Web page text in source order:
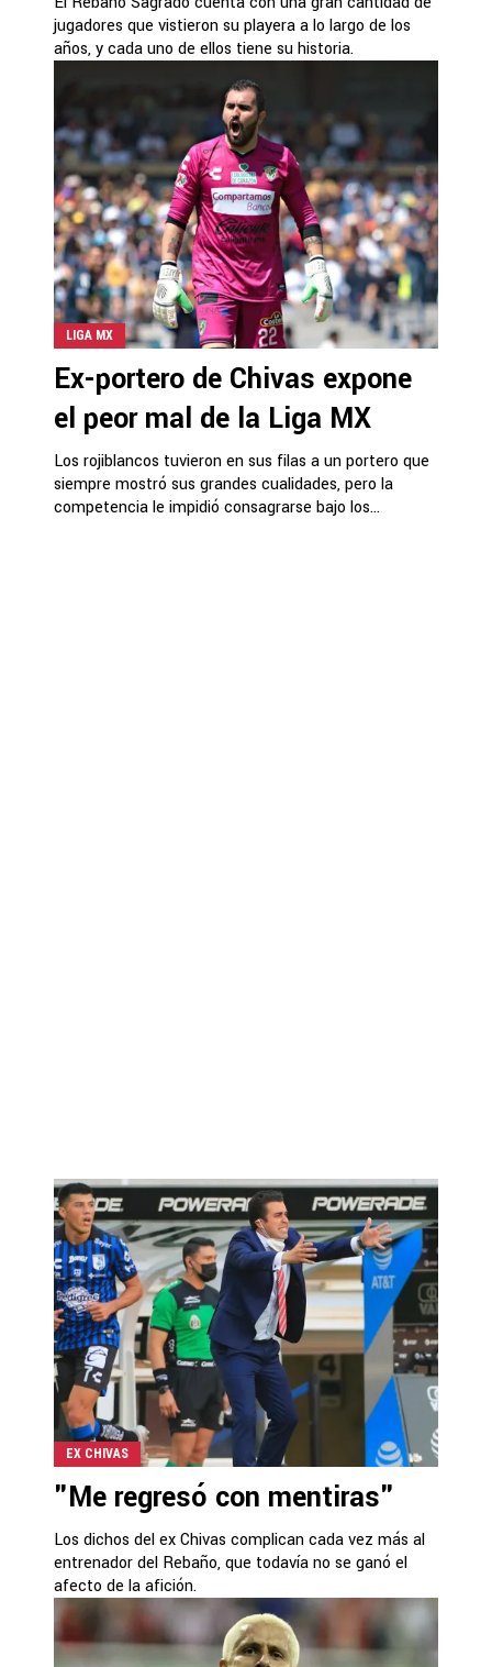
jugadores que vistieron su playera a lo largo de los
años, y cada uno de ellos tiene su historia.
LIGA MX
Ex-portero de Chivas expone
el peor mal de la Liga MX
Los rojiblancos tuvieron en sus filas a un portero que
siempre mostró sus grandes cualidades, pero la
competencia le impidió consagrarse bajo los...
EX CHIVAS
"Me regresó con mentiras"
Los dichos del ex Chivas complican cada vez más al
entrenador del Rebaño, que todavía no se ganó el
afecto de la afición.